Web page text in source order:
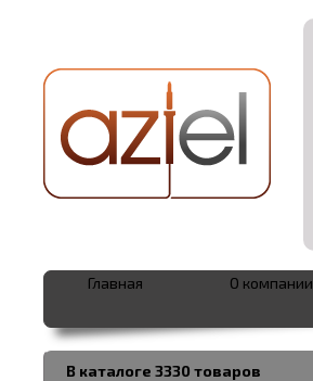
В каталоге 3330 товаров
Главная О компании